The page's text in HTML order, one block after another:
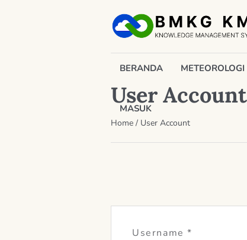
BERANDA METEOROLOGI
MASUK
User Account
Home / User Account
Username*